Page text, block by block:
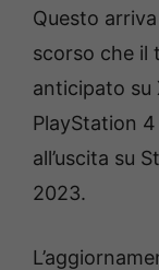
Questo
scorso che il
anticipato su
PlayStation
all’uscita su
2023.